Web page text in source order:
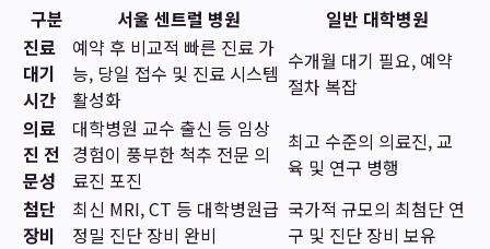
구분
서울 센트럴 병원
일반 대학병원
진료
대기
시간
예약 후 비교적 빠른 진료 가
능, 당일 접수 및 진료 시스템
활성화
수개월 대기 필요, 예약
절차 복잡
의료
진 전
문성
대학병원 교수 출신 등 임상
경험이 풍부한 척추 전문 의
료진 포진
최고 수준의 의료진, 교
육 및 연구 병행
첨단
장비
최신 MRI, CT 등 대학병원급
정밀 진단 장비 완비
국가적 규모의 최첨단 연
구 및 진단 장비 보유